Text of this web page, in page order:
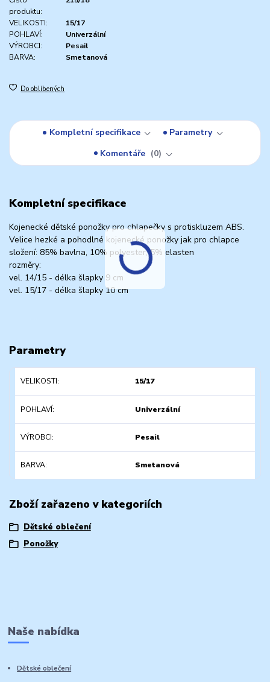
produktu:
VELIKOSTI:
15/17
POHLAVÍ:
Univerzální
VÝROBCI:
Pesail
BARVA:
Smetanová
Do oblíbených
Kompletní specifikace
Parametry
Komentáře
0
Kompletní specifikace
Kojenecké dětské ponožky pro chlapečky s protiskluzem ABS.
Velice hezké a pohodlné kojenecké ponožky jak pro chlapce
složení: 85% bavlna, 10% polyester, 5% elasten
rozměry:
vel. 14/15 - délka šlapky 9 cm
vel. 15/17 - délka šlapky 10 cm
Parametry
VELIKOSTI 15/17
POHLAVÍ Univerzální
VÝROBCI Pesail
BARVA Smetanová
Zboží zařazeno v kategoriích
Dětské oblečení
Ponožky
Naše nabídka
Dětské oblečení